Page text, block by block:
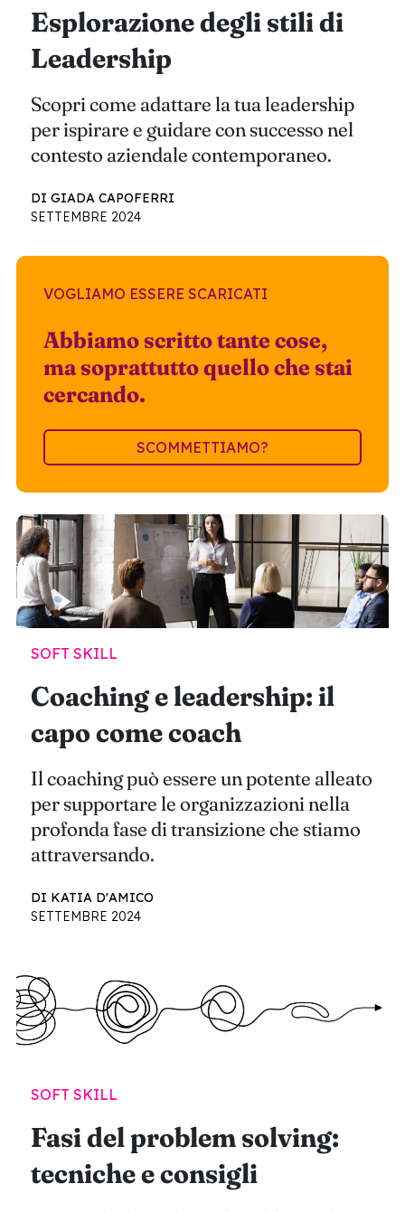
Esplorazione degli stili di
Leadership
Scopri come adattare la tua leadership
per ispirare e guidare con successo nel
contesto aziendale contemporaneo.
DI GIADA CAPOFERRI
SETTEMBRE 2024
VOGLIAMO ESSERE SCARICATI
Abbiamo scritto tante cose,
ma soprattutto quello che stai
cercando.
SCOMMETTIAMO?
SOFT SKILL
Coaching e leadership: il
capo come coach
Il coaching può essere un potente alleato
per supportare le organizzazioni nella
profonda fase di transizione che stiamo
attraversando.
DI KATIA D'AMICO
SETTEMBRE 2024
SOFT SKILL
Fasi del problem solving:
tecniche e consigli